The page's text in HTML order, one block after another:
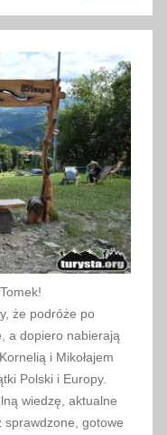
że podróże po
a dopiero nabierają
i Mikołajem
Polski i Europy.
wiedzę, aktualne
sprawdzone, gotowe